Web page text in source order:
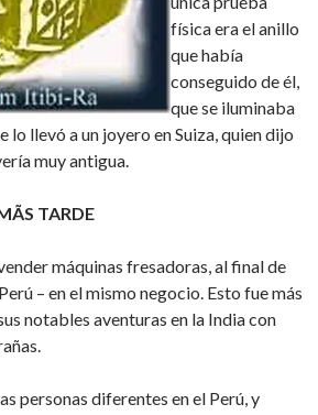
física era el anillo
que había
conseguido de él,
que se iluminaba
lo llevó a un joyero en Suiza, quien dijo
muy antigua.
TARDE
máquinas fresadoras, al final de
– en el mismo negocio. Esto fue más
notables aventuras en la India con
personas diferentes en el Perú, y